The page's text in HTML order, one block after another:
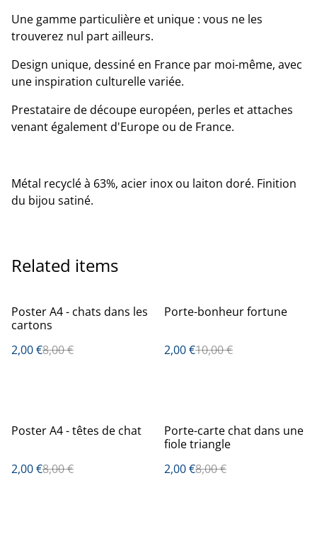
Une gamme particulière et unique : vous ne les
trouverez nul part ailleurs.
Design unique, dessiné en France par moi-même, avec
une inspiration culturelle variée.
Prestataire de découpe européen, perles et attaches
venant également d'Europe ou de France.
Métal recyclé à 63%, acier inox ou laiton doré. Finition
du bijou satiné.
Related items
%
Poster A4 - chats dans les
cartons
2,00 €8,00 €
%
Porte-bonheur fortune
2,00 €10,00 €
%
Poster A4 - têtes de chat
2,00 €8,00 €
%
Porte-carte chat dans une
fiole triangle
2,00 €8,00 €